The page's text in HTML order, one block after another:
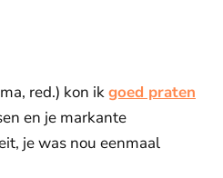
red.) kon ikgoed praten
en je markante
je was nou eenmaal